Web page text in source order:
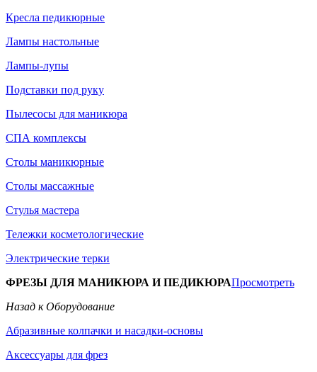
Кресла педикюрные
Лампы настольные
Лампы-лупы
Подставки под руку
Пылесосы для маникюра
СПА комплексы
Столы маникюрные
Столы массажные
Стулья мастера
Тележки косметологические
Электрические терки
ФРЕЗЫ ДЛЯ МАНИКЮРА И ПЕДИКЮРАПросмотреть
Назад к Оборудование
Абразивные колпачки и насадки-основы
Аксессуары для фрез